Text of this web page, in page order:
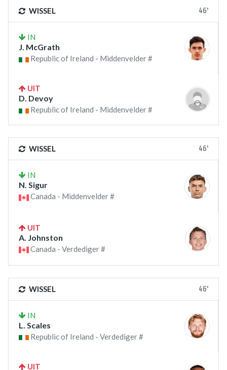
WISSEL 46'
IN
J. McGrath
Republic of Ireland - Middenvelder #
UIT
D. Devoy
Republic of Ireland - Middenvelder #
WISSEL 46'
IN
N. Sigur
Canada - Middenvelder #
UIT
A. Johnston
Canada - Verdediger #
WISSEL 46'
IN
L. Scales
Republic of Ireland - Verdediger #
UIT